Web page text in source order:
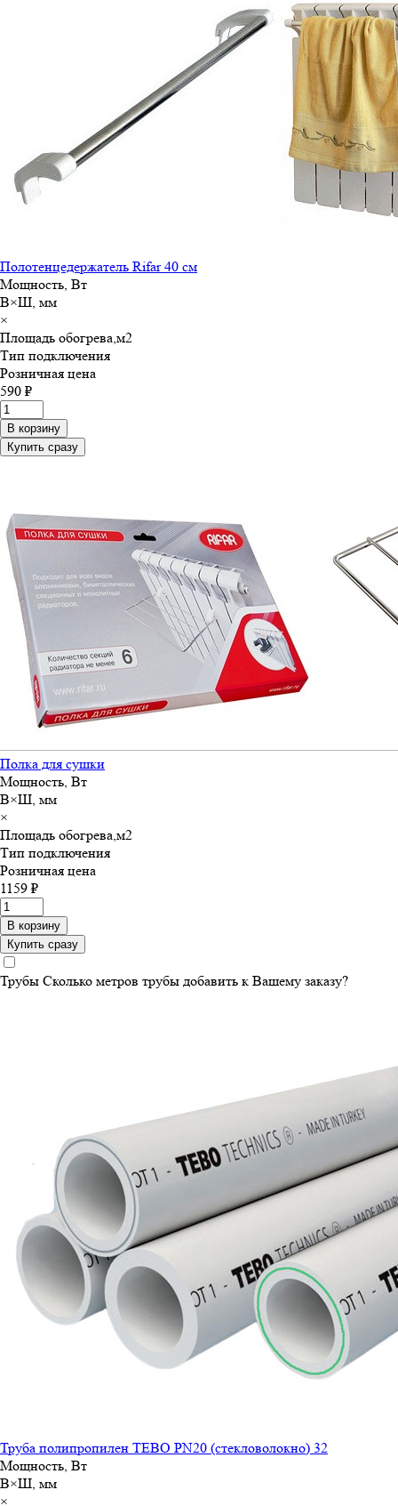
Полотенцедержатель Rifar 40 см
Мощность, Вт
В×Ш, мм
×
Площадь обогрева,м2
Тип подключения
Розничная цена
590 ₽
В корзину
Купить сразу
Полка для сушки
Мощность, Вт
В×Ш, мм
×
Площадь обогрева,м2
Тип подключения
Розничная цена
1159 ₽
В корзину
Купить сразу
Трубы Сколько метров трубы добавить к Вашему заказу?
Труба полипропилен TEBO PN20 (стекловолокно) 32
Мощность, Вт
В×Ш, мм
×